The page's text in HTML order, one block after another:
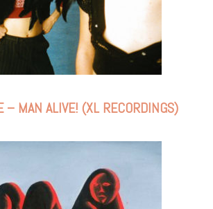
– MAN ALIVE! (XL RECORDINGS)